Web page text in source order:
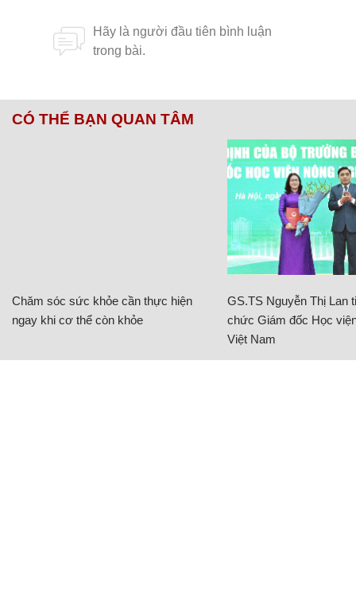
CÓ THỂ BẠN QUAN TÂM
Chăm sóc sức khỏe cần thực hiện
ngay khi cơ thể còn khỏe
GS.TS Nguyễn Thị Lan
chức Giám đốc Học
Việt Nam